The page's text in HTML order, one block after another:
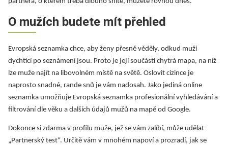
O mužích budete mít přehled
Evropská seznamka chce, aby ženy přesně věděly, odkud muži
dychtící po seznámení jsou. Proto je její součástí chytrá mapa, na níž
lze muže najít na libovolném místě na světě. Oslovit cizince je
naprosto snadné, rande snů je vám nadosah. Jako jediná online
seznamka umožňuje Evropská seznamka profesionální vyhledávání a
filtrování dle věku a dalších údajů mužů na mapě od Google.
Dokonce si zdarma v profilu muže, jež se vám zalíbí, může udělat
„Partnerský test“. Určitě vám v mnohém napoví a prozradí, jak se